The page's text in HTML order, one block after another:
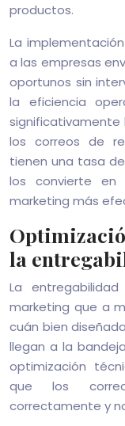
productos.
La
a las empresas
oportunos sin
la eficiencia
significativamente
los correos de
tienen una tasa
los convierte
marketing más
la
La
marketing que a
cuán bien
llegan a la
optimización
que los
correctamente y